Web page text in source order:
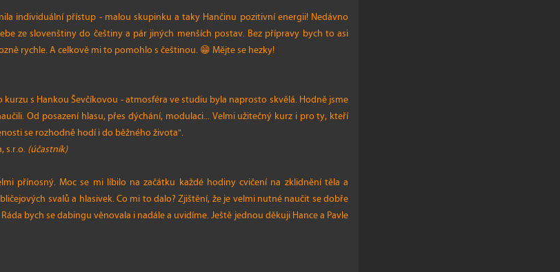
individuální přístup - malou skupinku a taky Hančinu pozitivní energii! Nedávno
ze slovenštiny do češtiny a pár jiných menších postav. Bez přípravy bych to asi
rychle. A celkově mi to pomohlo s češtinou. 😁 Mějte se hezky!
s Hankou Ševčíkovou - atmosféra ve studiu byla naprosto skvělá. Hodně jsme
Od posazení hlasu, přes dýchání, modulaci... Velmi užitečný kurz i pro ty, kteří
se rozhodně hodí i do běžného života".
s.r.o.(účastník)
přínosný. Moc se mi líbilo na začátku každé hodiny cvičení na zklidnění těla a
svalů a hlasivek. Co mi to dalo? Zjištění, že je velmi nutné naučit se dobře
bych se dabingu věnovala i nadále a uvidíme. Ještě jednou děkuji Hance a Pavle